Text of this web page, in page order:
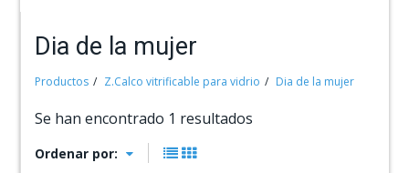
Dia de la mujer
Productos Z.Calco vitrificable para vidrio Dia de la mujer
Se han encontrado 1 resultados
Ordenar por: